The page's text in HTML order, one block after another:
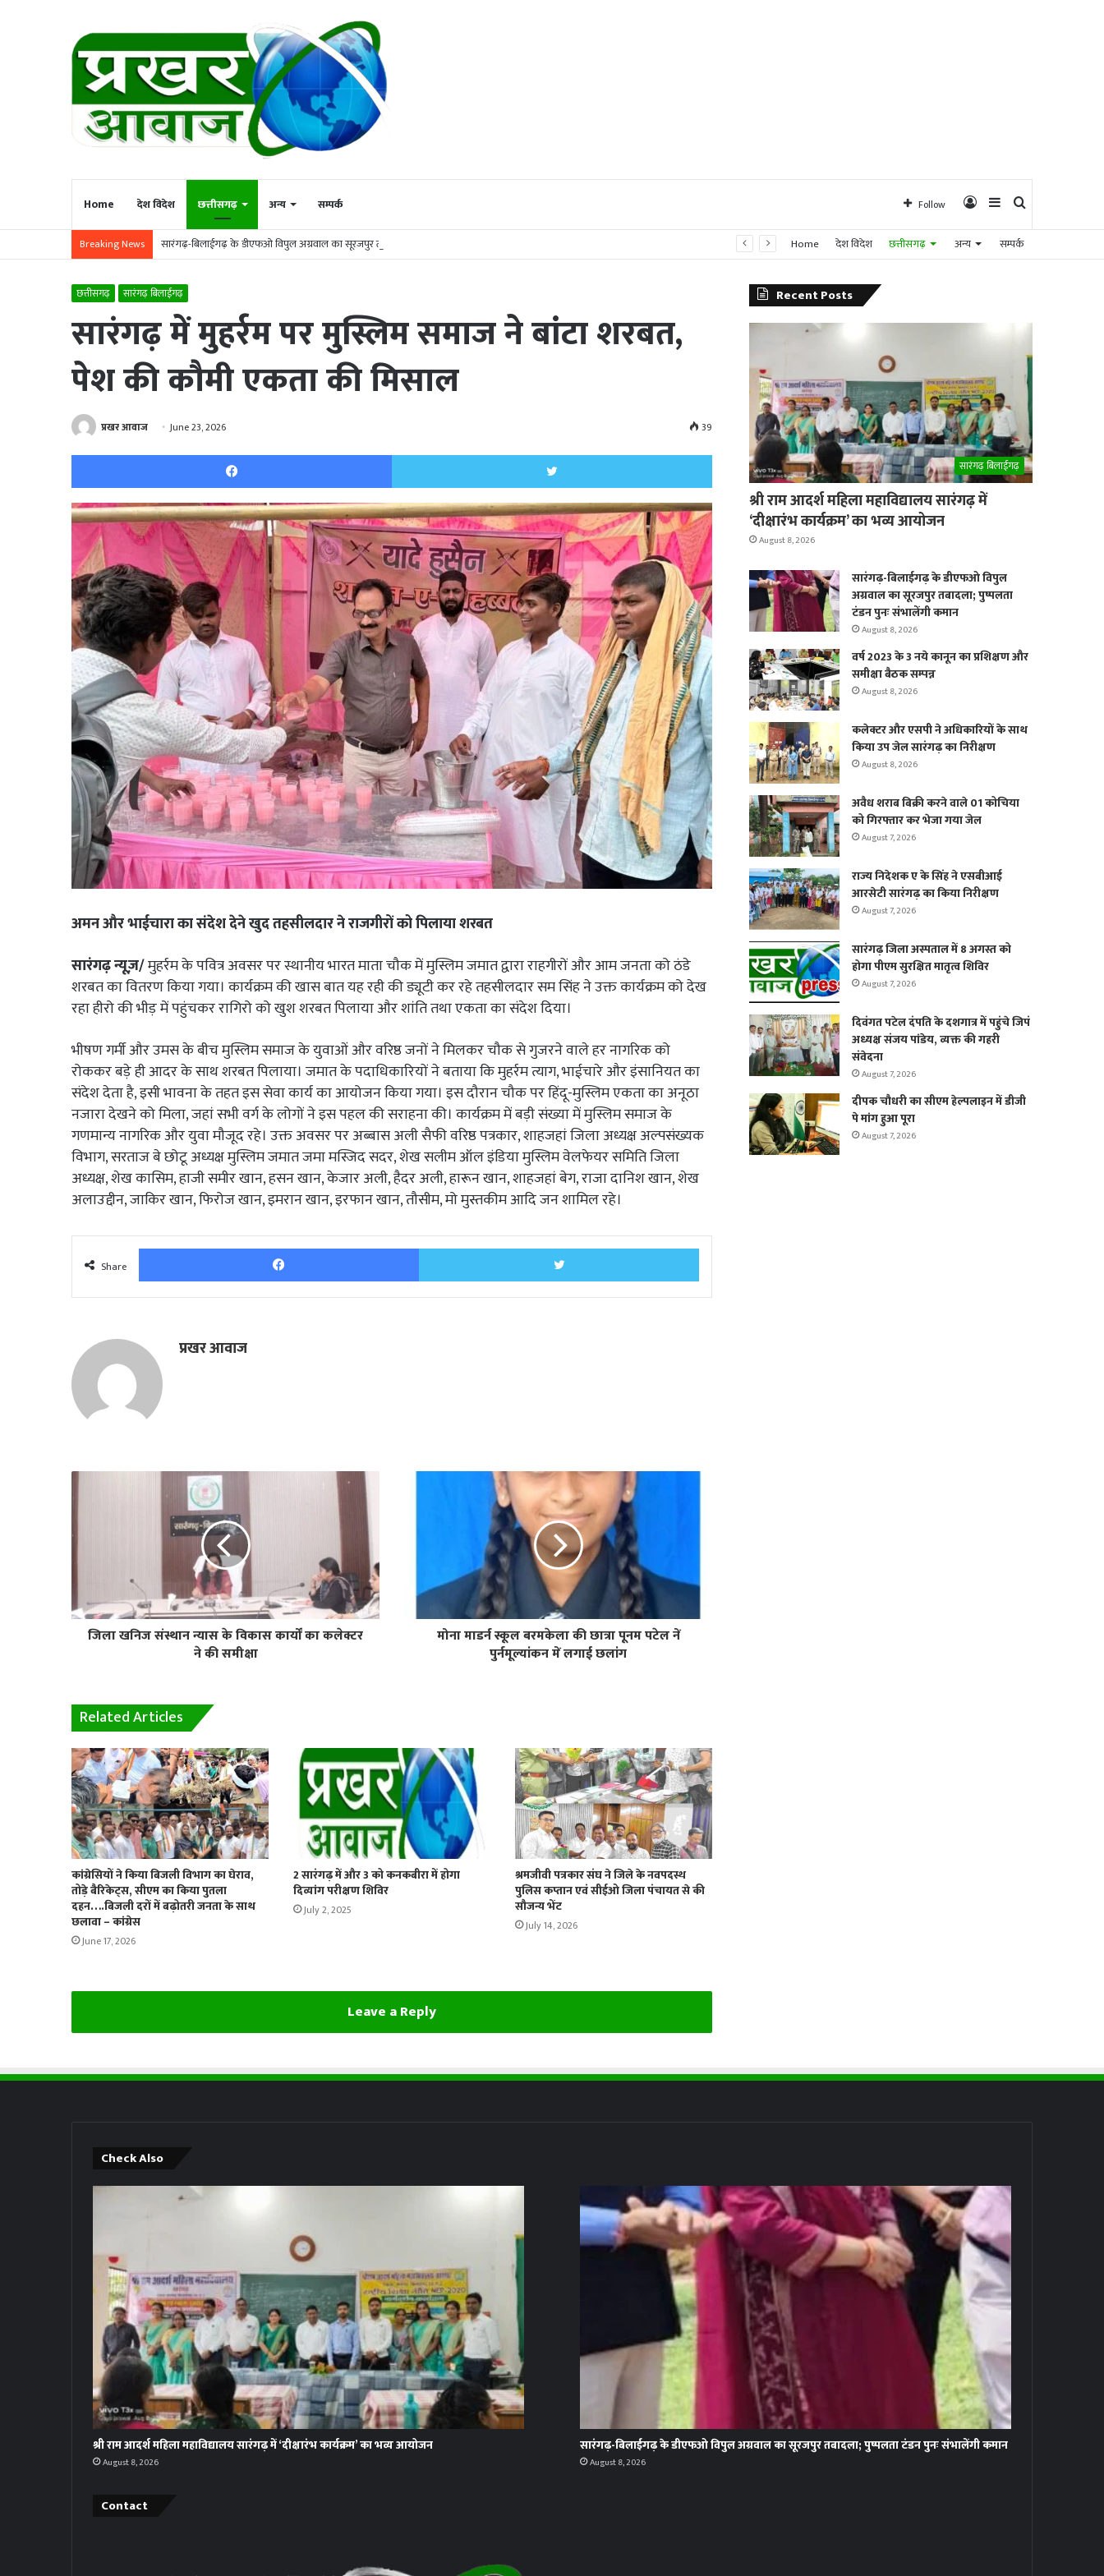
Home देश विदेश छत्तीसगढ़ अन्य सम्पर्क Search
Sidebar
Log
In
Follow
Breaking News सारंगढ़-बिलाईगढ़ के डीएफओ विपुल अग्रवाल का सूरजपुर तबादला; पुष्पलता टंडन पुनः संभालेंगी कमान Home देश विदेश छत्तीसगढ़ अन्य सम्पर्क
छत्तीसगढ़ सारंगढ़ बिलाईगढ़
सारंगढ़ में मुहर्रम पर मुस्लिम समाज ने बांटा शरबत,
पेश की कौमी एकता की मिसाल
प्रखर आवाज June 23, 2026 39
Facebook Twitter
अमन और भाईचारा का संदेश देने खुद तहसीलदार ने राजगीरों को पिलाया शरबत
सारंगढ़ न्यूज़/मुहर्रम के पवित्र अवसर पर स्थानीय भारत माता चौक में मुस्लिम जमात द्वारा राहगीरों और आम जनता को ठंडे
शरबत का वितरण किया गया। कार्यक्रम की खास बात यह रही की ड्यूटी कर रहे तहसीलदार सम सिंह ने उक्त कार्यक्रम को देख
रहा हीरो की भीड़ में पहुंचकर रागिरो को खुश शरबत पिलाया और शांति तथा एकता का संदेश दिया।
भीषण गर्मी और उमस के बीच मुस्लिम समाज के युवाओं और वरिष्ठ जनों ने मिलकर चौक से गुजरने वाले हर नागरिक को
रोककर बड़े ही आदर के साथ शरबत पिलाया। जमात के पदाधिकारियों ने बताया कि मुहर्रम त्याग, भाईचारे और इंसानियत का
संदेश देता है, इसी भावना के तहत इस सेवा कार्य का आयोजन किया गया। इस दौरान चौक पर हिंदू-मुस्लिम एकता का अनूठा
नजारा देखने को मिला, जहां सभी वर्ग के लोगों ने इस पहल की सराहना की। कार्यक्रम में बड़ी संख्या में मुस्लिम समाज के
गणमान्य नागरिक और युवा मौजूद रहे। उक्त अवसर पर अब्बास अली सैफी वरिष्ठ पत्रकार, शाहजहां जिला अध्यक्ष अल्पसंख्यक
विभाग, सरताज बे छोटू अध्यक्ष मुस्लिम जमात जमा मस्जिद सदर, शेख सलीम ऑल इंडिया मुस्लिम वेलफेयर समिति जिला
अध्यक्ष, शेख कासिम, हाजी समीर खान, हसन खान, केजार अली, हैदर अली, हारून खान, शाहजहां बेग, राजा दानिश खान, शेख
अलाउद्दीन, जाकिर खान, फिरोज खान, इमरान खान, इरफान खान, तौसीम, मो मुस्तकीम आदि जन शामिल रहे।
Share
Facebook Twitter
प्रखर आवाज
जिला खनिज संस्थान न्यास के विकास कार्यों का कलेक्टर
ने की समीक्षा
मोना माडर्न स्कूल बरमकेला की छात्रा पूनम पटेल नें
पुर्नमूल्यांकन में लगाई छलांग
Related Articles
कांग्रेसियों ने किया बिजली विभाग का घेराव,
तोड़े बैरिकेट्स, सीएम का किया पुतला
दहन….बिजली दरों में बढ़ोतरी जनता के साथ
छलावा – कांग्रेस
June 17, 2026
2 सारंगढ़ में और 3 को कनकबीरा में होगा
दिव्यांग परीक्षण शिविर
July 2, 2025
श्रमजीवी पत्रकार संघ ने जिले के नवपदस्थ
पुलिस कप्तान एवं सीईओ जिला पंचायत से की
सौजन्य भेंट
July 14, 2026
Leave a Reply
Recent Posts
सारंगढ़ बिलाईगढ़
श्री राम आदर्श महिला महाविद्यालय सारंगढ़ में
‘दीक्षारंभ कार्यक्रम’ का भव्य आयोजन
August 8, 2026
सारंगढ़-बिलाईगढ़ के डीएफओ विपुल
अग्रवाल का सूरजपुर तबादला; पुष्पलता
टंडन पुनः संभालेंगी कमान
August 8, 2026
वर्ष 2023 के 3 नये कानून का प्रशिक्षण और
समीक्षा बैठक सम्पन्न
August 8, 2026
कलेक्टर और एसपी ने अधिकारियों के साथ
किया उप जेल सारंगढ़ का निरीक्षण
August 8, 2026
अवैध शराब बिक्री करने वाले 01 कोचिया
को गिरफ्तार कर भेजा गया जेल
August 7, 2026
राज्य निदेशक ए के सिंह ने एसबीआई
आरसेटी सारंगढ़ का किया निरीक्षण
August 7, 2026
सारंगढ़ जिला अस्पताल में 8 अगस्त को
होगा पीएम सुरक्षित मातृत्व शिविर
August 7, 2026
दिवंगत पटेल दंपति के दशगात्र में पहुंचे जिपं
अध्यक्ष संजय पांडेय, व्यक्त की गहरी
संवेदना
August 7, 2026
दीपक चौधरी का सीएम हेल्पलाइन में डीजी
पे मांग हुआ पूरा
August 7, 2026
Check Also
श्री राम आदर्श महिला महाविद्यालय सारंगढ़ में ‘दीक्षारंभ कार्यक्रम’ का भव्य आयोजन
August 8, 2026
सारंगढ़-बिलाईगढ़ के डीएफओ विपुल अग्रवाल का सूरजपुर तबादला; पुष्पलता टंडन पुनः संभालेंगी कमान
August 8, 2026
Contact